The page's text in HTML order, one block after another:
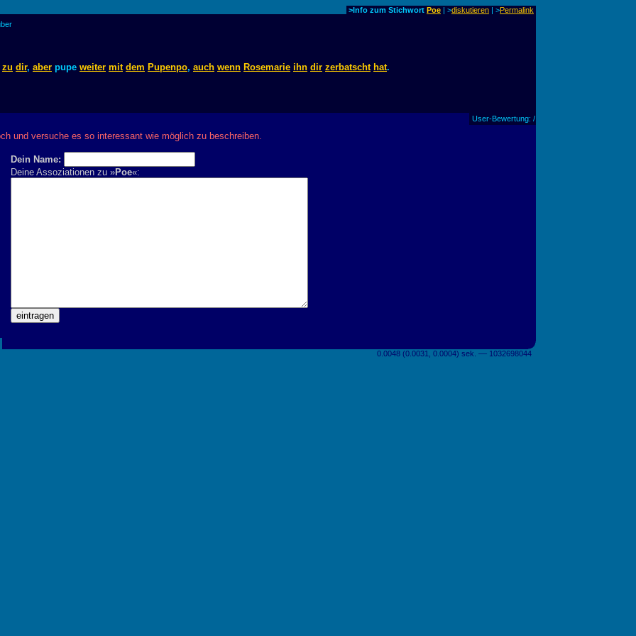
>Info zum Stichwort Poe | >diskutieren | >Permalink
zu dir, aber pupe weiter mit dem Pupenpo, auch wenn Rosemarie ihn dir zerbatscht hat.
User-Bewertung: /
und versuche es so interessant wie möglich zu beschreiben.
Dein Name:
Deine Assoziationen zu »Poe«:
0.0048 (0.0031, 0.0004) sek. –– 1032698044